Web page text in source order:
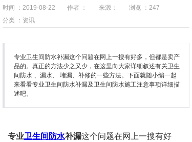
企
时间 ：2019-08-22 作者 ： 来源： 浏览 ： 247
分类 ：资讯
专业卫生间防水补漏这个问题在网上一搜有好多，但都是卖产
品的。真正的方法少之又少，在这里向大家详细叙述有关卫生
间防水 、漏水、 堵漏、补修的一些方法。下面就随小编一起
来看看专业卫生间防水补漏及卫生间防水施工注意事项详细描
述吧。
专业卫生间防水补漏这个问题在网上一搜有好